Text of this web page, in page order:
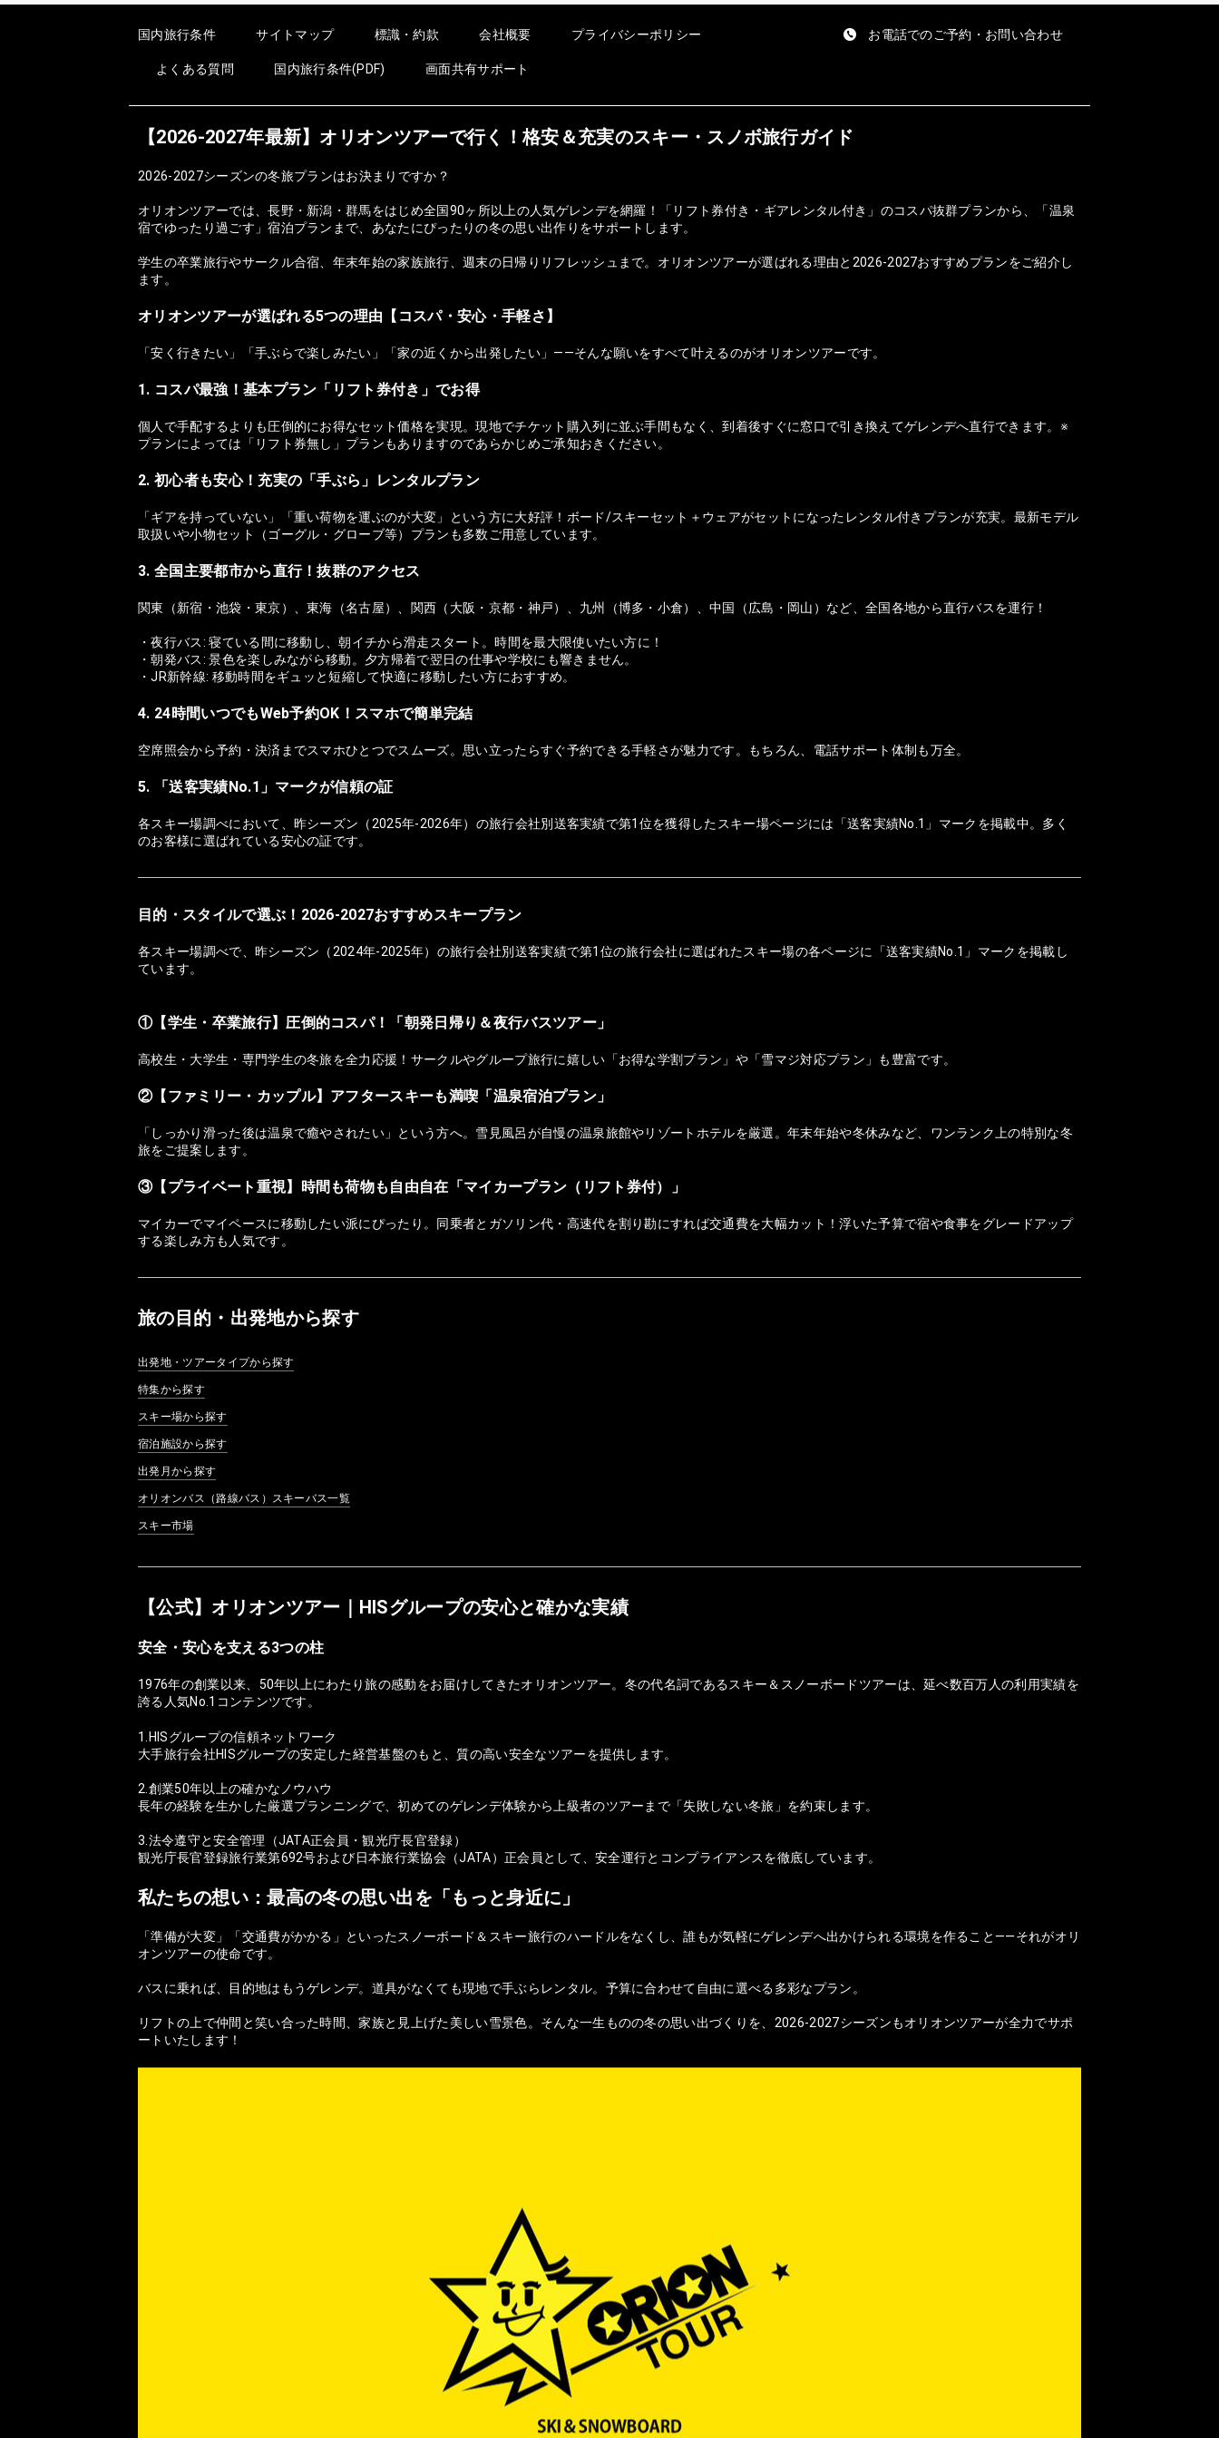
お電話でのご予約・お問い合わせ
国内旅行条件 サイトマップ 標識・約款 会社概要 プライバシーポリシー
よくある質問 国内旅行条件(PDF) 画面共有サポート
【2026-2027年最新】オリオンツアーで行く！格安＆充実のスキー・スノボ旅行ガイド
2026-2027シーズンの冬旅プランはお決まりですか？
オリオンツアーでは、長野・新潟・群馬をはじめ全国90ヶ所以上の人気ゲレンデを網羅！「リフト券付き・ギアレンタル付き」のコスパ抜群プランから、「温泉
宿でゆったり過ごす」宿泊プランまで、あなたにぴったりの冬の思い出作りをサポートします。
学生の卒業旅行やサークル合宿、年末年始の家族旅行、週末の日帰りリフレッシュまで。オリオンツアーが選ばれる理由と2026-2027おすすめプランをご紹介し
ます。
オリオンツアーが選ばれる5つの理由【コスパ・安心・手軽さ】
「安く行きたい」「手ぶらで楽しみたい」「家の近くから出発したい」——そんな願いをすべて叶えるのがオリオンツアーです。
1. コスパ最強！基本プラン「リフト券付き」でお得
個人で手配するよりも圧倒的にお得なセット価格を実現。現地でチケット購入列に並ぶ手間もなく、到着後すぐに窓口で引き換えてゲレンデへ直行できます。※
プランによっては「リフト券無し」プランもありますのであらかじめご承知おきください。
2. 初心者も安心！充実の「手ぶら」レンタルプラン
「ギアを持っていない」「重い荷物を運ぶのが大変」という方に大好評！ボード/スキーセット＋ウェアがセットになったレンタル付きプランが充実。最新モデル
取扱いや小物セット（ゴーグル・グローブ等）プランも多数ご用意しています。
3. 全国主要都市から直行！抜群のアクセス
関東（新宿・池袋・東京）、東海（名古屋）、関西（大阪・京都・神戸）、九州（博多・小倉）、中国（広島・岡山）など、全国各地から直行バスを運行！
・夜行バス: 寝ている間に移動し、朝イチから滑走スタート。時間を最大限使いたい方に！
・朝発バス: 景色を楽しみながら移動。夕方帰着で翌日の仕事や学校にも響きません。
・JR新幹線: 移動時間をギュッと短縮して快適に移動したい方におすすめ。
4. 24時間いつでもWeb予約OK！スマホで簡単完結
空席照会から予約・決済までスマホひとつでスムーズ。思い立ったらすぐ予約できる手軽さが魅力です。もちろん、電話サポート体制も万全。
5. 「送客実績No.1」マークが信頼の証
各スキー場調べにおいて、昨シーズン（2025年-2026年）の旅行会社別送客実績で第1位を獲得したスキー場ページには「送客実績No.1」マークを掲載中。多く
のお客様に選ばれている安心の証です。
目的・スタイルで選ぶ！2026-2027おすすめスキープラン
各スキー場調べで、昨シーズン（2024年-2025年）の旅行会社別送客実績で第1位の旅行会社に選ばれたスキー場の各ページに「送客実績No.1」マークを掲載し
ています。
①【学生・卒業旅行】圧倒的コスパ！「朝発日帰り＆夜行バスツアー」
高校生・大学生・専門学生の冬旅を全力応援！サークルやグループ旅行に嬉しい「お得な学割プラン」や「雪マジ対応プラン」も豊富です。
②【ファミリー・カップル】アフタースキーも満喫「温泉宿泊プラン」
「しっかり滑った後は温泉で癒やされたい」という方へ。雪見風呂が自慢の温泉旅館やリゾートホテルを厳選。年末年始や冬休みなど、ワンランク上の特別な冬
旅をご提案します。
③【プライベート重視】時間も荷物も自由自在「マイカープラン（リフト券付）」
マイカーでマイペースに移動したい派にぴったり。同乗者とガソリン代・高速代を割り勘にすれば交通費を大幅カット！浮いた予算で宿や食事をグレードアップ
する楽しみ方も人気です。
旅の目的・出発地から探す
出発地・ツアータイプから探す
特集から探す
スキー場から探す
宿泊施設から探す
出発月から探す
オリオンバス（路線バス）スキーバス一覧
スキー市場
【公式】オリオンツアー｜HISグループの安心と確かな実績
安全・安心を支える3つの柱
1976年の創業以来、50年以上にわたり旅の感動をお届けしてきたオリオンツアー。冬の代名詞であるスキー＆スノーボードツアーは、延べ数百万人の利用実績を
誇る人気No.1コンテンツです。
1.HISグループの信頼ネットワーク
大手旅行会社HISグループの安定した経営基盤のもと、質の高い安全なツアーを提供します。
2.創業50年以上の確かなノウハウ
長年の経験を生かした厳選プランニングで、初めてのゲレンデ体験から上級者のツアーまで「失敗しない冬旅」を約束します。
3.法令遵守と安全管理（JATA正会員・観光庁長官登録）
観光庁長官登録旅行業第692号および日本旅行業協会（JATA）正会員として、安全運行とコンプライアンスを徹底しています。
私たちの想い：最高の冬の思い出を「もっと身近に」
「準備が大変」「交通費がかかる」といったスノーボード＆スキー旅行のハードルをなくし、誰もが気軽にゲレンデへ出かけられる環境を作ること——それがオリ
オンツアーの使命です。
バスに乗れば、目的地はもうゲレンデ。道具がなくても現地で手ぶらレンタル。予算に合わせて自由に選べる多彩なプラン。
リフトの上で仲間と笑い合った時間、家族と見上げた美しい雪景色。そんな一生ものの冬の思い出づくりを、2026-2027シーズンもオリオンツアーが全力でサポ
ートいたします！